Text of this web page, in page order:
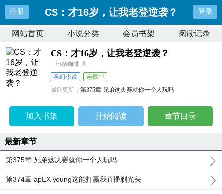
注册 CS：才16岁，让我老登逆袭？ 登录
网站首页 小说分类 会员书架 阅读记录
CS：才16岁，让我老登逆袭？
地精咖啡 著
科幻小说
连载中
最近更新：第375章 兄弟这决赛就你一个人玩吗
加入书架 开始阅读 章节目录
最新章节
第375章 兄弟这决赛就你一个人玩吗
第374章 apEX young这能打赢我直播剃光头